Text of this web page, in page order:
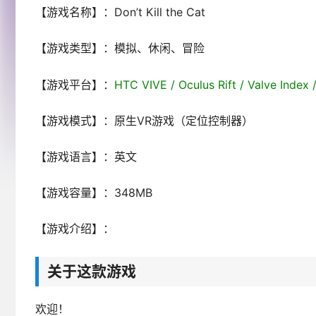
【游戏名称】：Don’t Kill the Cat
【游戏类型】：模拟、休闲、冒险
【游戏平台】： HTC VIVE / Oculus Rift / Valve Index
【游戏模式】：原生VR游戏（定位控制器）
【游戏语言】：英文
【游戏容量】：348MB
【游戏介绍】：
关于这款游戏
欢迎！